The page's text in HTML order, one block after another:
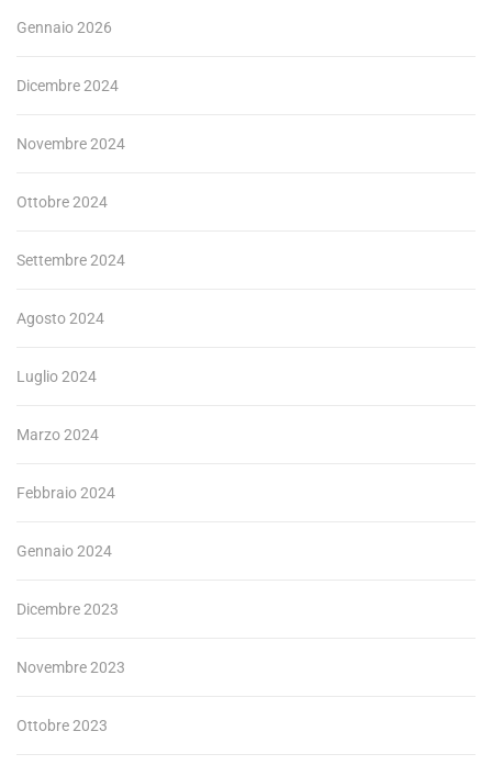
Gennaio 2026
Dicembre 2024
Novembre 2024
Ottobre 2024
Settembre 2024
Agosto 2024
Luglio 2024
Marzo 2024
Febbraio 2024
Gennaio 2024
Dicembre 2023
Novembre 2023
Ottobre 2023